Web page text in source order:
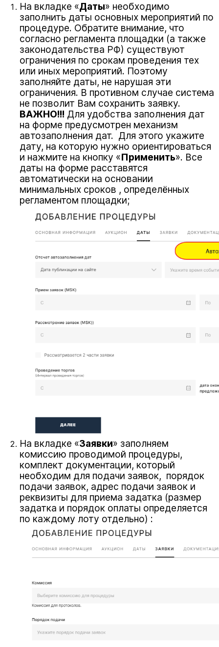
На вкладке «Даты» необходимо
заполнить даты основных мероприятий по
процедуре. Обратите внимание, что
согласно регламента площадки (а также
законодательства РФ) существуют
ограничения по срокам проведения тех
или иных мероприятий. Поэтому
заполняйте даты, не нарушая эти
ограничения. В противном случае система
не позволит Вам сохранить заявку.
ВАЖНО!!! Для удобства заполнения дат
на форме предусмотрен механизм
автозаполнения дат. Для этого укажите
дату, на которую нужно ориентироваться
и нажмите на кнопку «Применить». Все
даты на форме расставятся
автоматически на основании
минимальных сроков , определённых
регламентом площадки;
На вкладке «Заявки» заполняем
комиссию проводимой процедуры,
комплект документации, который
необходим для подачи заявок, порядок
подачи заявок, адрес подачи заявок и
реквизиты для приема задатка (размер
задатка и порядок оплаты определяется
по каждому лоту отдельно) :